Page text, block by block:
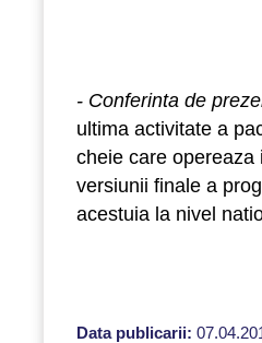
- Conferinta de
ultima activitate a
cheie care
versiunii finale a
acestuia la nivel
Data publicarii: